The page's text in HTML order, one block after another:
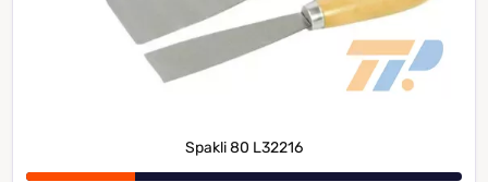
Spakli 80 L32216